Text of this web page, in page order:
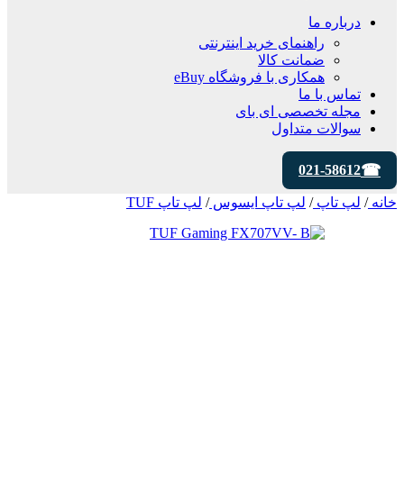
درباره ما
راهنمای خرید اینترنتی
ضمانت کالا
همکاری با فروشگاه eBuy
تماس با ما
مجله تخصصی ای‌ بای
سوالات متداول
021-58612
خانه/ لپ تاپ/ لپ تاپ ایسوس/ لپ تاپ TUF